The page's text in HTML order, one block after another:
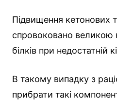
Підвищення кетонових
спровоковано великою
білків при недостатній
В такому випадку з
прибрати такі